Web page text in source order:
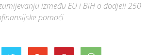
između EU i BiH o dodjeli 250
pomoći